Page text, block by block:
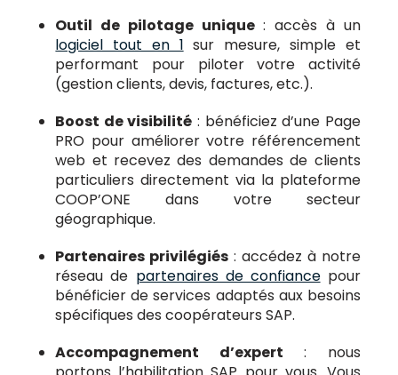
Outil de pilotage unique: accès à un
logiciel tout en 1 sur mesure, simple et
performant pour piloter votre activité
(gestion clients, devis, factures, etc.).
Boost de visibilité : bénéficiez d’une Page
PRO pour améliorer votre référencement
web et recevez des demandes de clients
particuliers directement via la plateforme
COOP’ONE dans votre secteur
géographique.
Partenaires privilégiés : accédez à notre
réseau de partenaires de confiancepour
bénéficier de services adaptés aux besoins
spécifiques des coopérateurs SAP.
Accompagnement d’expert : nous